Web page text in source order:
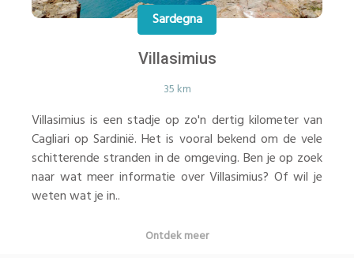
Sardegna
Villasimius
35 km
Villasimius is een stadje op zo'n dertig kilometer van
Cagliari op Sardinië. Het is vooral bekend om de vele
schitterende stranden in de omgeving. Ben je op zoek
naar wat meer informatie over Villasimius? Of wil je
weten wat je in..
Ontdek meer